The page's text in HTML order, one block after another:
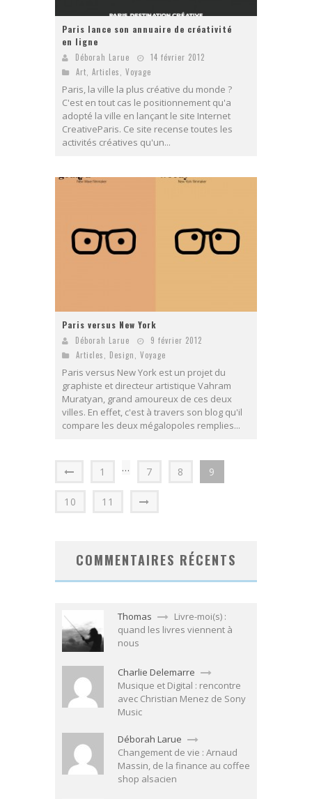
Paris lance son annuaire de créativité
en ligne
Déborah Larue
14 février 2012
Art Articles Voyage
Paris, la ville la plus créative du monde ?
C'est en tout cas le positionnement qu'a
adopté la ville en lançant le site Internet
CreativeParis. Ce site recense toutes les
activités créatives qu'un...
Paris versus New York
Déborah Larue
9 février 2012
Articles, Design, Voyage
Paris versus New York est un projet du
graphiste et directeur artistique Vahram
Muratyan, grand amoureux de ces deux
villes. En effet, c'est à travers son blog qu'il
compare les deux mégalopoles remplies...
1 … 7 8 9
10 11
COMMENTAIRES RÉCENTS
Thomas
Livre-moi(s) :
quand les livres viennent à
nous
Charlie Delemarre
Musique et Digital : rencontre
avec Christian Menez de Sony
Music
Déborah Larue
Changement de vie : Arnaud
Massin, de la finance au coffee
shop alsacien